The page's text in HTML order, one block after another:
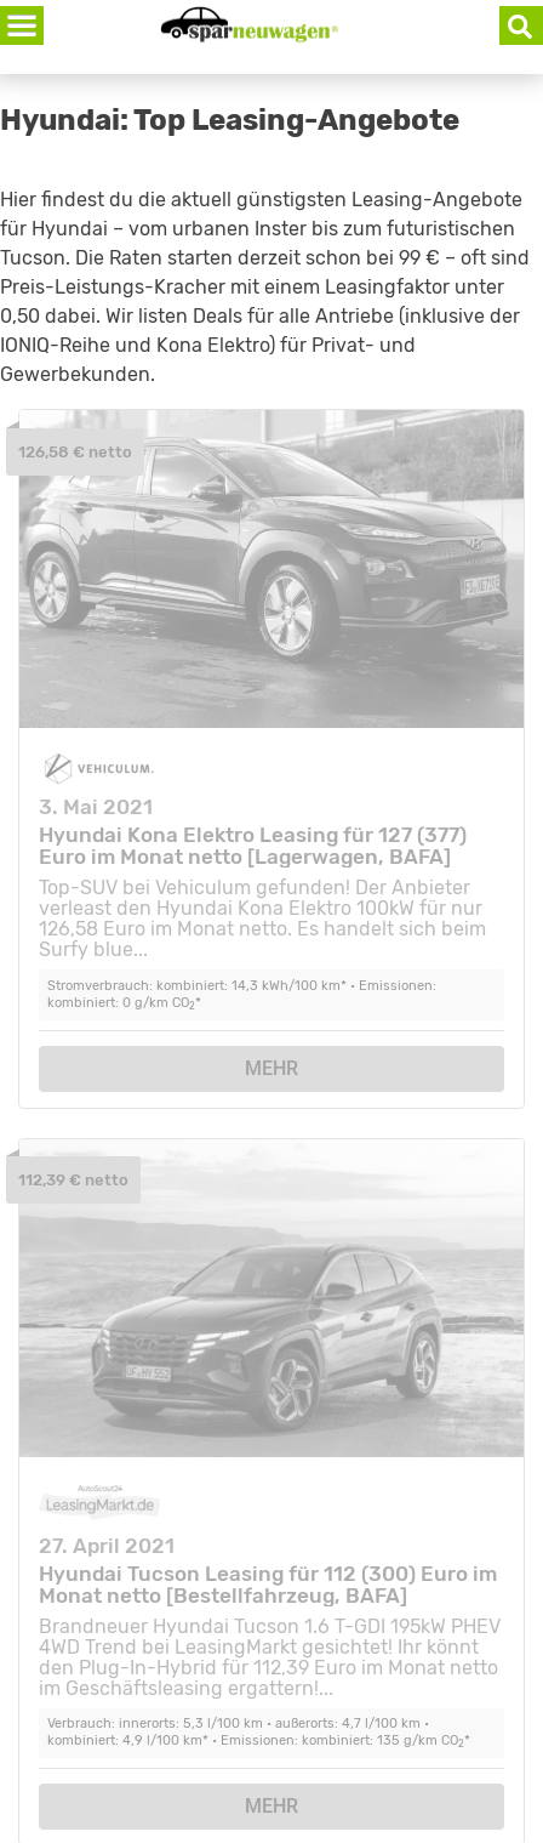
Skip
to
content
Hyundai: Top Leasing-Angebote
Hier findest du die aktuell günstigsten Leasing-Angebote
für Hyundai – vom urbanen Inster bis zum futuristischen
Tucson. Die Raten starten derzeit schon bei 99 € – oft sind
Preis-Leistungs-Kracher mit einem Leasingfaktor unter
0,50 dabei. Wir listen Deals für alle Antriebe (inklusive der
IONIQ-Reihe und Kona Elektro) für Privat- und
Gewerbekunden.
3. Mai 2021
Hyundai Kona Elektro Leasing für 127 (377)
Euro im Monat netto [Lagerwagen, BAFA]
Top-SUV bei Vehiculum gefunden! Der Anbieter
verleast den Hyundai Kona Elektro 100kW für nur
126,58 Euro im Monat netto. Es handelt sich beim
Surfy blue...
Stromverbrauch: kombiniert: 14,3 kWh/100 km* • Emissionen:
kombiniert: 0 g/km CO2*
MEHR
126,58 € netto
27. April 2021
Hyundai Tucson Leasing für 112 (300) Euro im
Monat netto [Bestellfahrzeug, BAFA]
Brandneuer Hyundai Tucson 1.6 T-GDI 195kW PHEV
4WD Trend bei LeasingMarkt gesichtet! Ihr könnt
den Plug-In-Hybrid für 112,39 Euro im Monat netto
im Geschäftsleasing ergattern!...
Verbrauch: innerorts: 5,3 l/100 km • außerorts: 4,7 l/100 km •
kombiniert: 4,9 l/100 km* • Emissionen: kombiniert: 135 g/km CO2*
MEHR
112,39 € netto